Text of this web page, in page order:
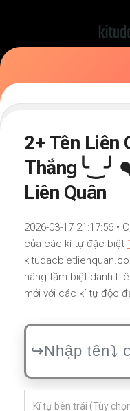
2+ Tên Liên
Thắng╰‿╯
Liên Quân
2026-03-17 21:17:56 •
của các kí tự đặc biệt
nâng tầm biệt danh
mới với các kí tự độc